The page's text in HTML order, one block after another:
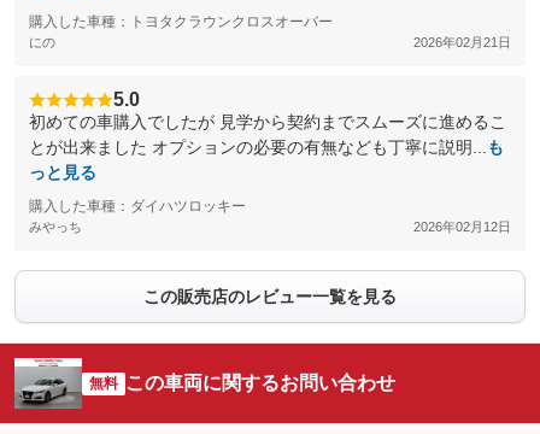
購入した車種：トヨタクラウンクロスオーバー
にの 2026年02月21日
5.0
初めての車購入でしたが 見学から契約までスムーズに進めるこ
とが出来ました オプションの必要の有無なども丁寧に説明...
も
っと見る
購入した車種：ダイハツロッキー
みやっち 2026年02月12日
この販売店のレビュー一覧を見る
無料 この車両に関するお問い合わせ